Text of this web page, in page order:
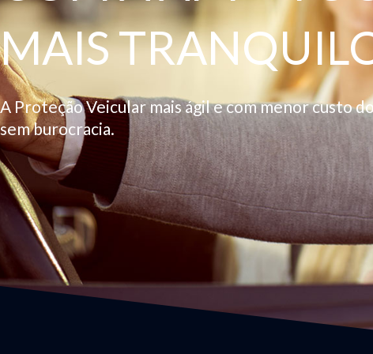
MAIS
A Proteção Veicular mais ágil e com menor custo
sem burocracia.